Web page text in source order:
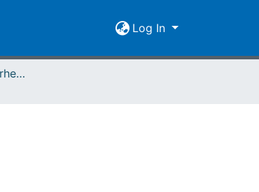
Log In
Mitteilungen des Oberhessischen Geschichtsvereins Gießen Vol. 100 (2015)